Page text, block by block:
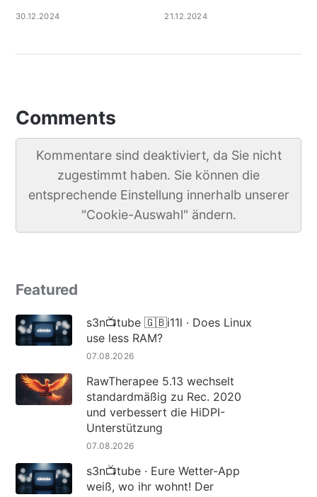
30.12.2024 21.12.2024
Comments
Kommentare sind deaktiviert, da Sie nicht
zugestimmt haben. Sie können die
entsprechende Einstellung innerhalb unserer
"Cookie-Auswahl" ändern.
Featured
s3n📺tube 🇬🇧i11l · Does Linux
use less RAM?
07.08.2026
RawTherapee 5.13 wechselt
standardmäßig zu Rec. 2020
und verbessert die HiDPI-
Unterstützung
07.08.2026
s3n📺tube · Eure Wetter-App
weiß, wo ihr wohnt! Der